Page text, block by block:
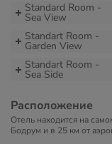
Standard Room -
Sea View
Standart Room -
Garden View
Standart Room -
Sea Side
Расположение
Отель находится на
Бодрум и в 25 км от